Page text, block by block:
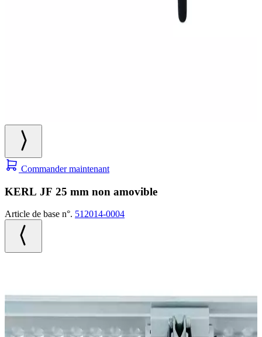
Commander maintenant
KERL JF 25 mm non amovible
Article de base n°. 512014-0004